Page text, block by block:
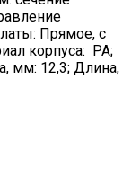
Прямое, с
корпуса: PA;
мм: 12,3; Длина,